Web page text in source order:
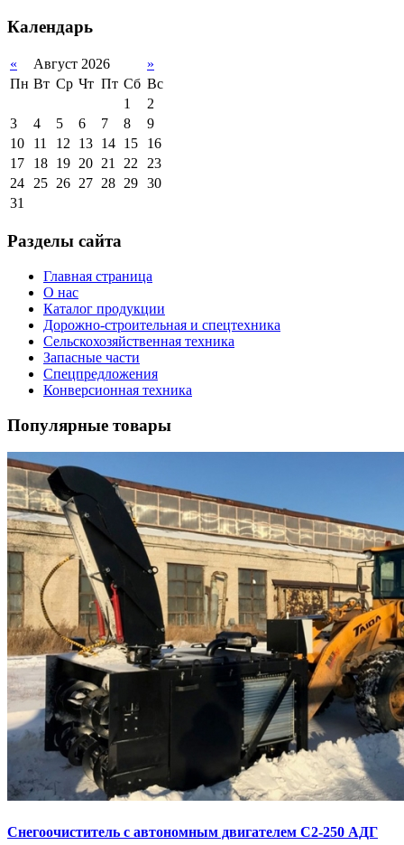
Календарь
« Август 2026
»
Пн Вт Ср Чт Пт Сб Вс
1
2
3
4 5 6 7 8
9
10
11 12 13 14 15
16
17
18 19 20 21 22 23
24 25 26 27 28 29 30
31
Разделы сайта
Главная страница
О нас
Каталог продукции
Дорожно-строительная и спецтехника
Сельскохозяйственная техника
Запасные части
Спецпредложения
Конверсионная техника
Популярные товары
Снегоочиститель с автономным двигателем С2-250 АДГ